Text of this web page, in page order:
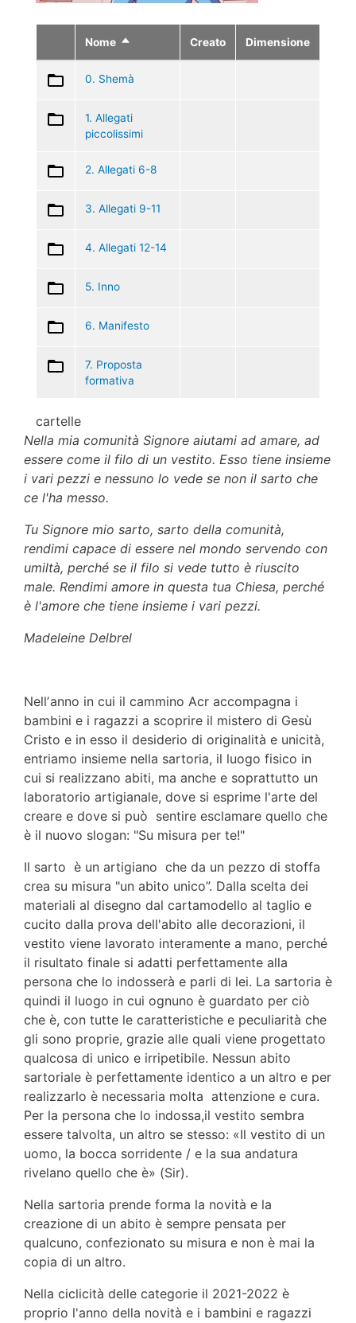
Nome Ordina
in
modo
Creato Dimensione
0. Shemà
1. Allegati
piccolissimi
2. Allegati 6-8
3. Allegati 9-11
4. Allegati 12-14
5. Inno
6. Manifesto
7. Proposta
formativa
cartelle
Nella mia comunità Signore aiutami ad amare, ad
essere come il filo di un vestito. Esso tiene insieme
i vari pezzi e nessuno lo vede se non il sarto che
ce l'ha messo.
Tu Signore mio sarto, sarto della comunità,
rendimi capace di essere nel mondo servendo con
umiltà, perché se il filo si vede tutto è riuscito
male. Rendimi amore in questa tua Chiesa, perché
è l'amore che tiene insieme i vari pezzi.
Madeleine Delbrel
Nellʼanno in cui il cammino Acr accompagna i
bambini e i ragazzi a scoprire il mistero di Gesù
Cristo e in esso il desiderio di originalità e unicità,
entriamo insieme nella sartoria, il luogo fisico in
cui si realizzano abiti, ma anche e soprattutto un
laboratorio artigianale, dove si esprime l'arte del
creare e dove si può sentire esclamare quello che
è il nuovo slogan: "Su misura per te!"
Il sarto è un artigiano che da un pezzo di stoffa
crea su misura "un abito unico”. Dalla scelta dei
materiali al disegno dal cartamodello al taglio e
cucito dalla prova dell'abito alle decorazioni, il
vestito viene lavorato interamente a mano, perché
il risultato finale si adatti perfettamente alla
persona che lo indosserà e parli di lei. La sartoria è
quindi il luogo in cui ognuno è guardato per ciò
che è, con tutte le caratteristiche e peculiarità che
gli sono proprie, grazie alle quali viene progettato
qualcosa di unico e irripetibile. Nessun abito
sartoriale è perfettamente identico a un altro e per
realizzarlo è necessaria molta attenzione e cura.
Per la persona che lo indossa,il vestito sembra
essere talvolta, un altro se stesso: «Il vestito di un
uomo, la bocca sorridente / e la sua andatura
rivelano quello che è» (Sir).
Nella sartoria prende forma la novità e la
creazione di un abito è sempre pensata per
qualcuno, confezionato su misura e non è mai la
copia di un altro.
Nella ciclicità delle categorie il 2021-2022 è
proprio l'anno della novità e i bambini e ragazzi